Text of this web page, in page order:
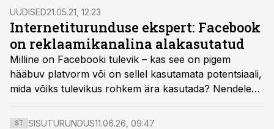
asjatundjad, kes tutvustavad, kuidas sotsiaalmeedia abil
kampaaniatele efektiivsemalt hoogu anda.
UUDISED21.05.21, 12:23
Internetiturunduse ekspert: Facebook
on reklaamikanalina alakasutatud
Milline on Facebooki tulevik – kas see on pigem
hääbuv platvorm või on sellel kasutamata potentsiaali,
mida võiks tulevikus rohkem ära kasutada? Nendele
küsimustele vastab 20-aastase digiturunduse
kogemusega ekspert Priit Kallas.
ST SISUTURUNDUS11.06.26, 09:47